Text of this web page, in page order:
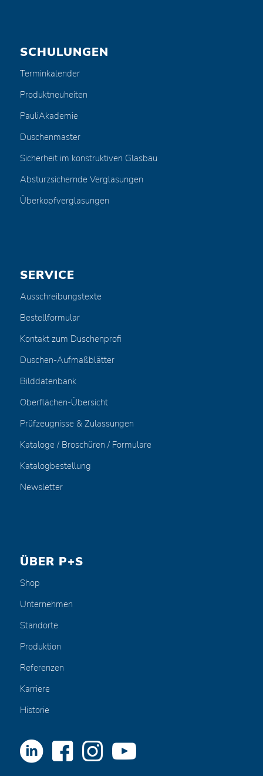
SCHULUNGEN
Terminkalender
Produktneuheiten
PauliAkademie
Duschenmaster
Sicherheit im konstruktiven Glasbau
Absturzsichernde Verglasungen
Überkopfverglasungen
SERVICE
Ausschreibungstexte
Bestellformular
Kontakt zum Duschenprofi
Duschen-Aufmaßblätter
Bilddatenbank
Oberflächen-Übersicht
Prüfzeugnisse & Zulassungen
Kataloge / Broschüren / Formulare
Katalogbestellung
Newsletter
ÜBER P+S
Shop
Unternehmen
Standorte
Produktion
Referenzen
Karriere
Historie